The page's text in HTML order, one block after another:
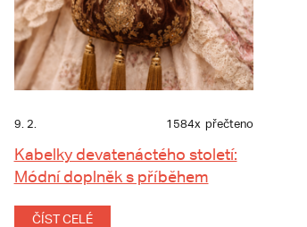
9. 2. 1584x přečteno
Kabelky devatenáctého století:
Módní doplněk s příběhem
ČÍST CELÉ